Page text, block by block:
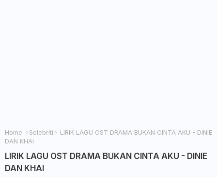
Home Selebriti
LIRIK LAGU OST DRAMA BUKAN CINTA AKU - DINIE
DAN KHAI
LIRIK LAGU OST DRAMA BUKAN CINTA AKU - DINIE
DAN KHAI